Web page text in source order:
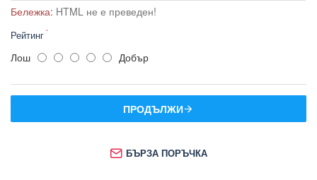
Бележка: HTML не е преведен!
Рейтинг
Лош Добър
ПРОДЪЛЖИ
БЪРЗА ПОРЪЧКА